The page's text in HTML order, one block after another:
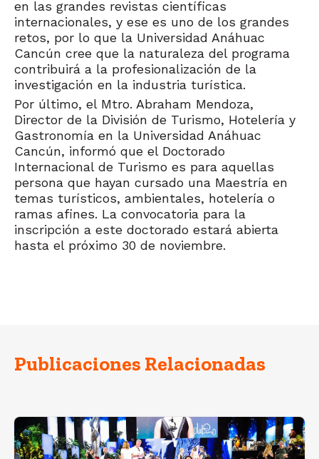
en las grandes revistas científicas
internacionales, y ese es uno de los grandes
retos, por lo que la Universidad Anáhuac
Cancún cree que la naturaleza del programa
contribuirá a la profesionalización de la
investigación en la industria turística.
Por último, el Mtro. Abraham Mendoza,
Director de la División de Turismo, Hotelería y
Gastronomía en la Universidad Anáhuac
Cancún, informó que el Doctorado
Internacional de Turismo es para aquellas
persona que hayan cursado una Maestría en
temas turísticos, ambientales, hotelería o
ramas afines. La convocatoria para la
inscripción a este doctorado estará abierta
hasta el próximo 30 de noviembre.
Publicaciones Relacionadas